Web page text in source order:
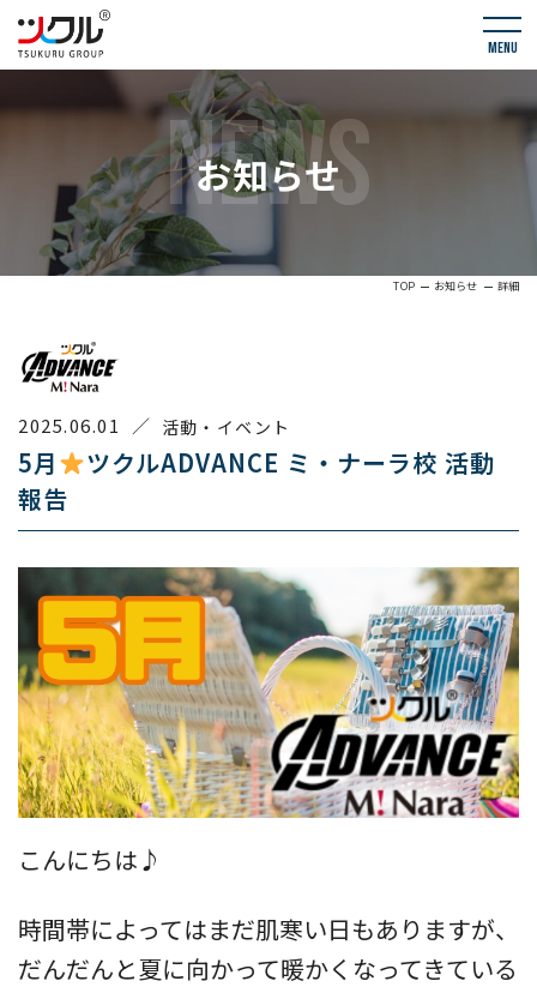
menu
NEWS
お知らせ
TOP お知らせ 詳細
2025.06.01 ／ 活動・イベント
5月
ツクルADVANCE ミ・ナーラ校 活動
報告
こんにちは♪
時間帯によってはまだ肌寒い日もありますが、
だんだんと夏に向かって暖かくなってきている